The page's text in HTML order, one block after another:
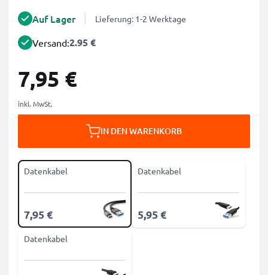
Auf Lager Lieferung: 1-2 Werktage
Versand:2.95 €
7,95 €
inkl. MwSt.
IN DEN WARENKORB
Datenkabel
7,95 €
Datenkabel
5,95 €
Datenkabel